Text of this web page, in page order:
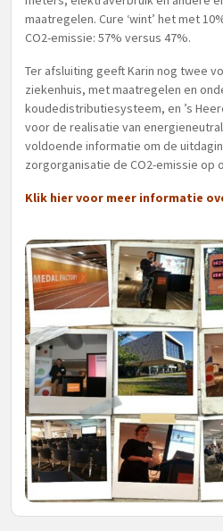
maatregelen. Cure ‘wint’ het met
CO2-emissie: 57% versus 47%.
Ter afsluiting geeft Karin nog twee
ziekenhuis, met maatregelen en
koudedistributiesysteem, en ’s
voor de realisatie van
voldoende informatie om de
zorgorganisatie de CO2-emissie op
Klik hiervoor meer informatie